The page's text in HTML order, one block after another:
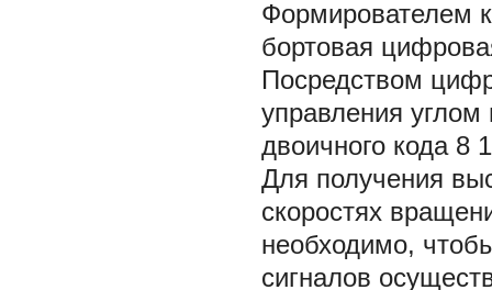
Формирователем
бортовая
Посредством
управления
двоичного кода 8 1
Для получения
скоростях
необходимо,
сигналов